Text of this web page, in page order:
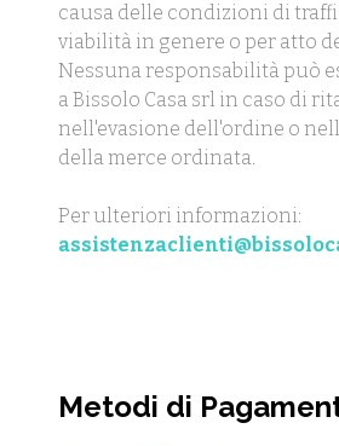
causa delle condizioni di
viabilità in genere o per atto
Nessuna responsabilità può
a Bissolo Casa srl in caso di
nell'evasione dell'ordine o
della merce ordinata.
Per ulteriori informazioni:
Metodi di